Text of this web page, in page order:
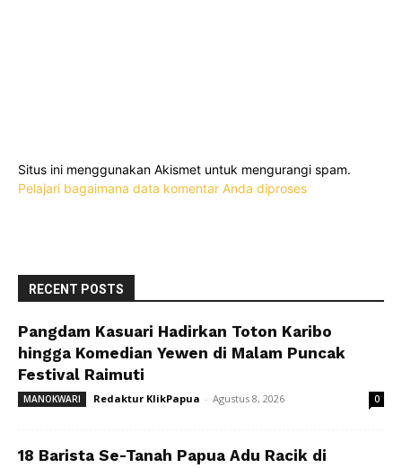
Situs ini menggunakan Akismet untuk mengurangi spam.
Pelajari bagaimana data komentar Anda diproses
RECENT POSTS
Pangdam Kasuari Hadirkan Toton Karibo
hingga Komedian Yewen di Malam Puncak
Festival Raimuti
MANOKWARI Redaktur KlikPapua - Agustus 8, 2026 0
18 Barista Se-Tanah Papua Adu Racik di